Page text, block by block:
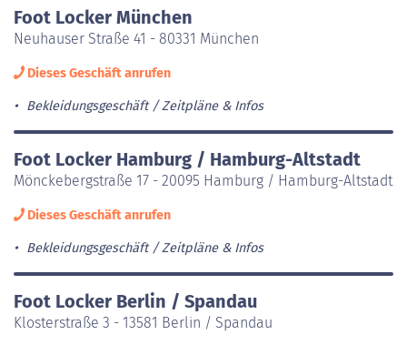
Foot Locker München
Neuhauser Straße 41 - 80331 München
Dieses Geschäft anrufen
Bekleidungsgeschäft Zeitpläne & Infos
Foot Locker Hamburg / Hamburg-Altstadt
Mönckebergstraße 17 - 20095 Hamburg / Hamburg-Altstadt
Dieses Geschäft anrufen
Bekleidungsgeschäft Zeitpläne & Infos
Foot Locker Berlin / Spandau
Klosterstraße 3 - 13581 Berlin / Spandau